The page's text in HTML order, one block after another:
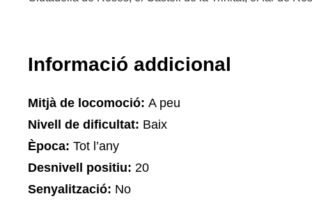
Informació addicional
Mitjà de locomoció: A peu
Nivell de dificultat: Baix
Època: Tot l’any
Desnivell positiu: 20
Senyalització: No